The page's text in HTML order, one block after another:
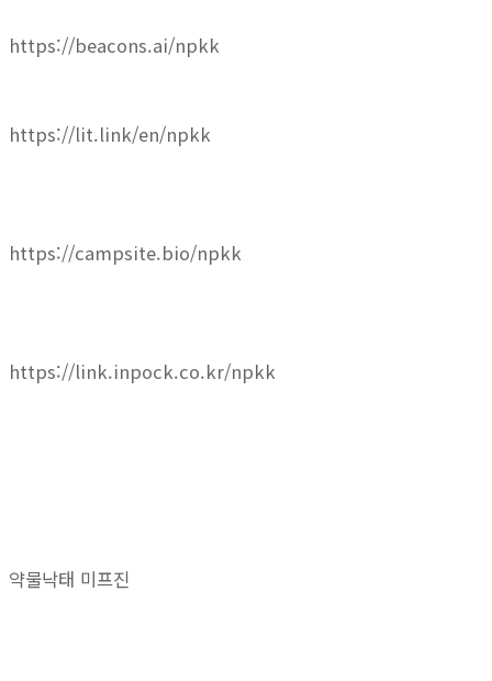
https://beacons.ai/npkk
https://lit.link/en/npkk
https://campsite.bio/npkk
https://link.inpock.co.kr/npkk
약물낙태 미프진